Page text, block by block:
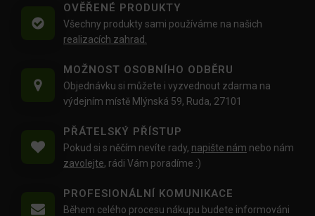
OVĚŘENÉ PRODUKTY
Všechny produkty sami používáme na našich
realizacích zahrad.
MOŽNOST OSOBNÍHO ODBĚRU
Objednávku si můžete i vyzvednout zdarma na
výdejním místě Mlýnská 59, Ruda, 27101
PŘÁTELSKÝ PŘÍSTUP
Pokud si s něčím nevíte rady, napište nám nebo nám
zavolejte, rádi Vám poradíme :)
PROFESIONÁLNÍ KOMUNIKACE
Během celého procesu nákupu budete informováni